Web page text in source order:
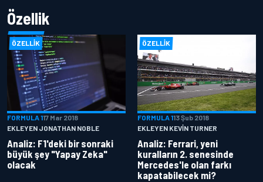
Özellik
ÖZELLIK
FORMULA 117 Mar 2018
EKLEYEN JONATHAN NOBLE
Analiz: F1'deki bir sonraki
büyük şey "Yapay Zeka"
olacak
ÖZELLIK
FORMULA 113 Şub 2018
EKLEYEN KEVIN TURNER
Analiz: Ferrari, yeni
kuralların 2. senesinde
Mercedes'le olan farkı
kapatabilecek mi?